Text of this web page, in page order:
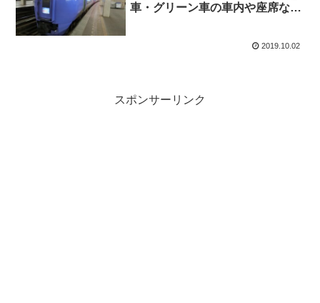
車・グリーン車の車内や座席な
2019.10.02
スポンサーリンク